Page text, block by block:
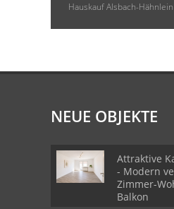
Hauskauf Alsbach-Hähnlein
NEUE OBJEKTE
Attraktive
- Modern
Zimmer-
Balkon